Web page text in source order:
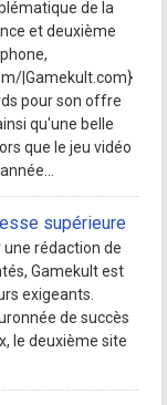
de la
et deuxième
|Gamekult.com}
pour son offre
qu'une belle
que le jeu vidéo
supérieure
rédaction de
Gamekult est
exigeants.
de succès
le deuxième site